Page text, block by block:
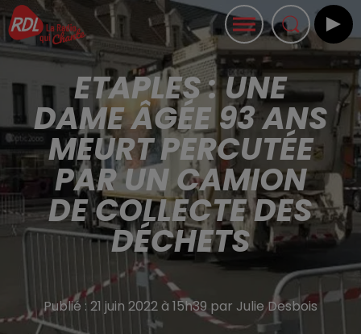
ETAPLES : UNE
DAME ÂGÉE 93 ANS
MEURT PERCUTÉE
PAR UN CAMION
DE COLLECTE DES
DÉCHETS
Publié : 21 juin 2022 à 15h39 par Julie Desbois